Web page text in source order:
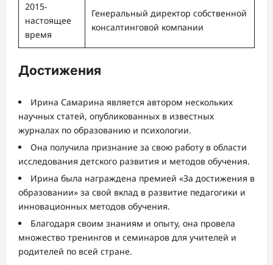
2015-
настоящее
время
Генеральный директор собственной
консалтинговой компании
Достижения
Ирина Самарина является автором нескольких
научных статей, опубликованных в известных
журналах по образованию и психологии.
Она получила признание за свою работу в области
исследования детского развития и методов обучения.
Ирина была награждена премией «За достижения в
образовании» за свой вклад в развитие педагогики и
инновационных методов обучения.
Благодаря своим знаниям и опыту, она провела
множество тренингов и семинаров для учителей и
родителей по всей стране.